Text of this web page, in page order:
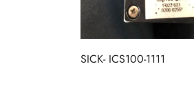
SICK- ICS100-1111